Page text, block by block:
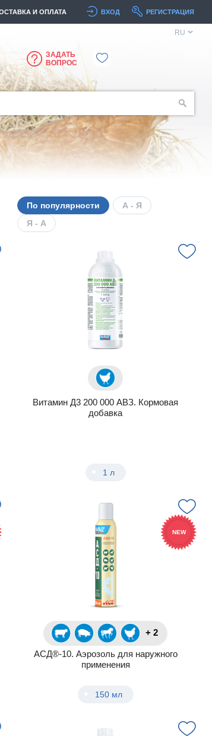
И ОПЛАТА ВХОД РЕГИСТРАЦИЯ
ЗАДАТЬ
ВОПРОС
RU
По популярности
А - Я
Я - А
Витамин Д3 200 000 АВЗ. Кормовая
добавка
1 л
NEW
+ 2
АСД®-10. Аэрозоль для наружного
применения
150 мл